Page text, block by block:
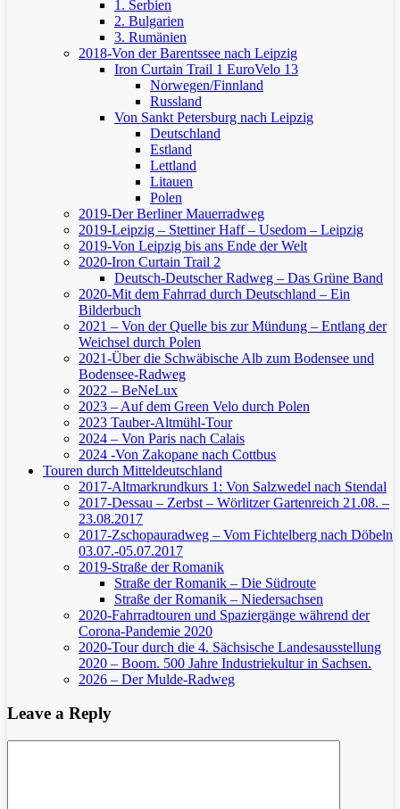
1. Serbien
2. Bulgarien
3. Rumänien
2018-Von der Barentssee nach Leipzig
Iron Curtain Trail 1 EuroVelo 13
Norwegen/Finnland
Russland
Von Sankt Petersburg nach Leipzig
Deutschland
Estland
Lettland
Litauen
Polen
2019-Der Berliner Mauerradweg
2019-Leipzig – Stettiner Haff – Usedom – Leipzig
2019-Von Leipzig bis ans Ende der Welt
2020-Iron Curtain Trail 2
Deutsch-Deutscher Radweg – Das Grüne Band
2020-Mit dem Fahrrad durch Deutschland – Ein
Bilderbuch
2021 – Von der Quelle bis zur Mündung – Entlang der
Weichsel durch Polen
2021-Über die Schwäbische Alb zum Bodensee und
Bodensee-Radweg
2022 – BeNeLux
2023 – Auf dem Green Velo durch Polen
2023 Tauber-Altmühl-Tour
2024 – Von Paris nach Calais
2024 -Von Zakopane nach Cottbus
Touren durch Mitteldeutschland
2017-Altmarkrundkurs 1: Von Salzwedel nach Stendal
2017-Dessau – Zerbst – Wörlitzer Gartenreich 21.08. –
23.08.2017
2017-Zschopauradweg – Vom Fichtelberg nach Döbeln
03.07.-05.07.2017
2019-Straße der Romanik
Straße der Romanik – Die Südroute
Straße der Romanik – Niedersachsen
2020-Fahrradtouren und Spaziergänge während der
Corona-Pandemie 2020
2020-Tour durch die 4. Sächsische Landesausstellung
2020 – Boom. 500 Jahre Industriekultur in Sachsen.
2026 – Der Mulde-Radweg
Leave a Reply